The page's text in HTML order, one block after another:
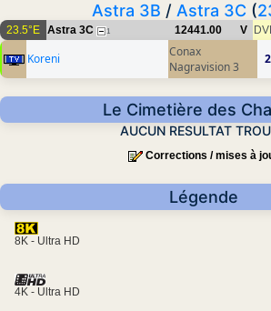
Astra 3B / Astra 3C (
23.5°E Astra 3C 1 12441.00 V
Koreni
Conax
Nagravision 3
Le Cimetière des
AUCUN RESULTAT
Corrections / mises à
Légende
8K - Ultra HD
4K - Ultra HD